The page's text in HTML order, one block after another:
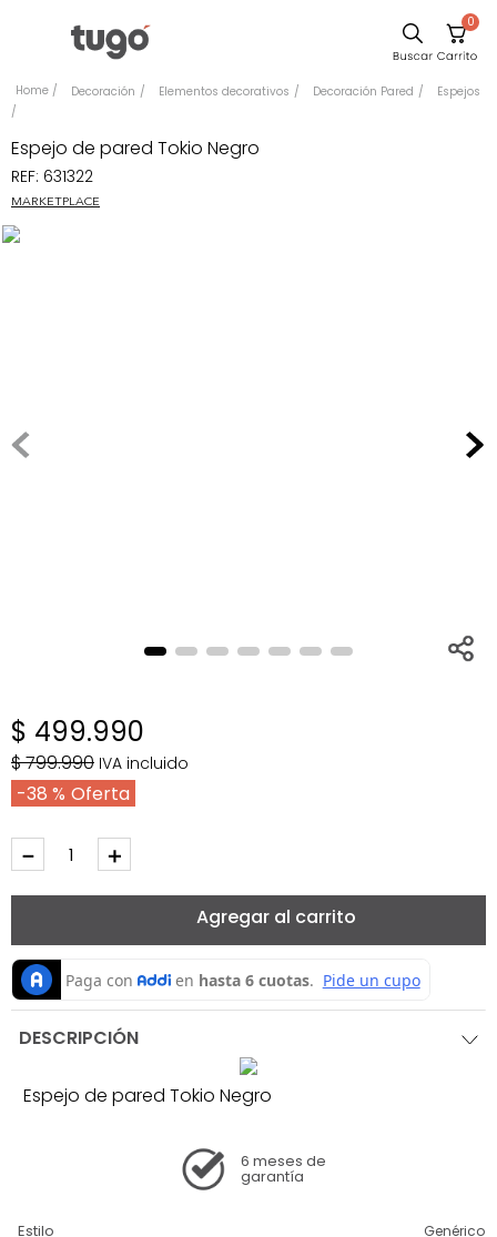
0
Decoración Elementos decorativos Decoración Pared Espejos
Espejo de pared Tokio Negro
REF: 631322
MARKETPLACE
$ 499.990
$799.990 IVA incluido
38 %
＋
－
Agregar al carrito
DESCRIPCIÓN
Espejo de pared Tokio Negro
6 meses de
garantía
Estilo Genérico
Escritorio
Silla